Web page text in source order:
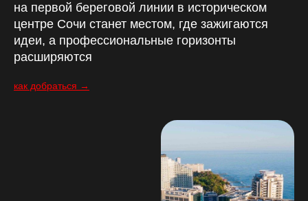
на первой береговой линии в историческом
центре Сочи станет местом, где зажигаются
идеи, а профессиональные горизонты
расширяются
как добраться →